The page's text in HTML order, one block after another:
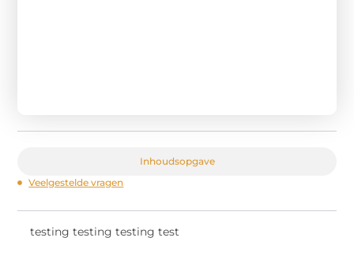
Inhoudsopgave
Veelgestelde vragen
testing testing testing test